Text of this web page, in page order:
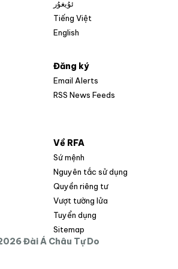
ئۇيغۇر
Tiếng Việt
English
Đăng ký
Email Alerts
RSS News Feeds
Về RFA
Sứ mệnh
Nguyên tắc sử dụng
Quyền riêng tư
Vượt tường lửa
Tuyển dụng
Sitemap
Đài Á Châu Tự Do